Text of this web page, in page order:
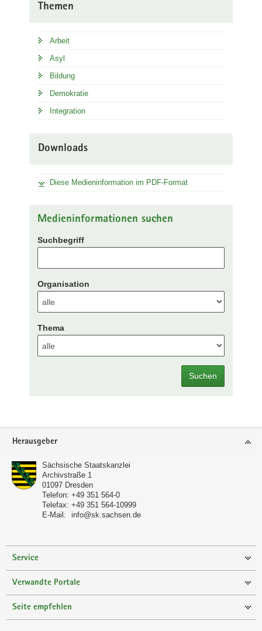
Themen
Arbeit
Asyl
Bildung
Demokratie
Integration
Downloads
Diese Medieninformation im PDF-Format
Medieninformationen suchen
Suchbegriff
Organisation
Thema
Suchen
Footer-
Herausgeber
Sächsische Staatskanzlei
Archivstraße 1
01097 Dresden
Telefon: +49 351 564-0
Telefax: +49 351 564-10999
E-Mail:
info@sk.sachsen.de
Service
Verwandte Portale
Seite empfehlen